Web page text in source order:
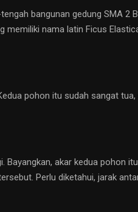
bangunan gedung SMA 2
memiliki nama latin Ficus
pohon itu sudah sangat
Bayangkan, akar kedua pohon
Perlu diketahui, jarak